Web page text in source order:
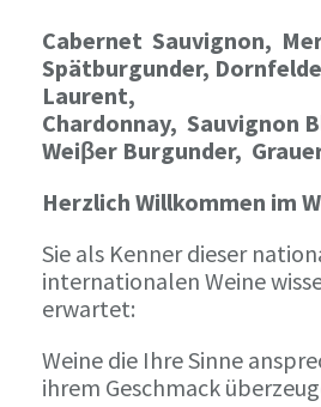
Cabernet Sauvignon,
Spätburgunder,
Laurent,
Chardonnay, Sauvignon
Weiβer Burgunder,
Herzlich Willkommen im
Sie als Kenner dieser
internationalen Weine
erwartet:
Weine die Ihre Sinne
ihrem Geschmack